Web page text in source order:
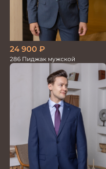
24 900 ₽
286 Пиджак мужской